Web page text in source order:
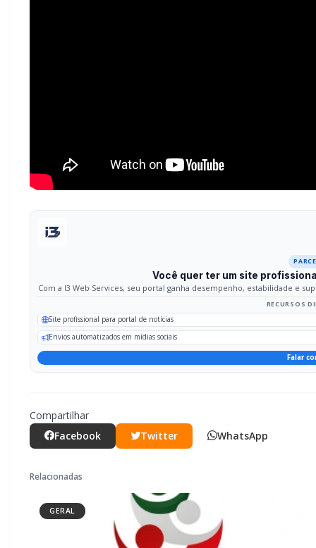
Você quer ter um site
Com a I3 Web Services, seu portal ganha desempenho, estabilidade e
RECURSOS
Site profissional para portal de notícias
Envios automatizados em mídias sociais
Falar
Compartilhar
Facebook
Twitter WhatsApp
Relacionadas
GERAL